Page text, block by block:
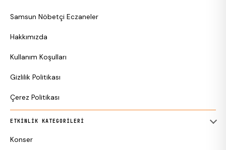
Samsun Nöbetçi Eczaneler
Hakkımızda
Kullanım Koşulları
Gizlilik Politikası
Çerez Politikası
ETKINLIK KATEGORILERI
Konser